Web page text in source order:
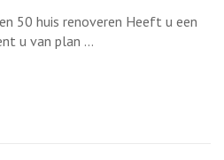
van
een
50 huis renoveren Heeft u een
u van plan …